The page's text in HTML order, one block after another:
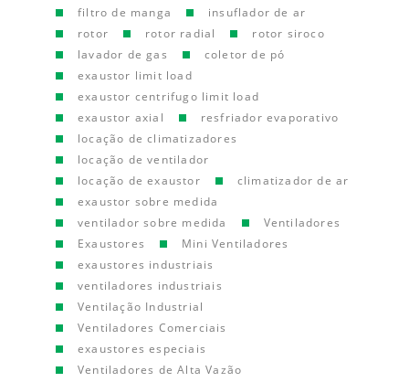
filtro de manga
insuflador de ar
rotor
rotor radial
rotor siroco
lavador de gas
coletor de pó
exaustor limit load
exaustor centrifugo limit load
exaustor axial
resfriador evaporativo
locação de climatizadores
locação de ventilador
locação de exaustor
climatizador de ar
exaustor sobre medida
ventilador sobre medida
Ventiladores
Exaustores
Mini Ventiladores
exaustores industriais
ventiladores industriais
Ventilação Industrial
Ventiladores Comerciais
exaustores especiais
Ventiladores de Alta Vazão